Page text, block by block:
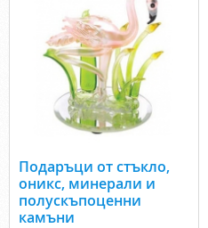
Подаръци от стъкло,
оникс, минерали и
полускъпоценни
камъни